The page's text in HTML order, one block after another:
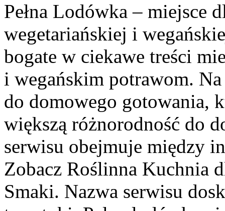
Pełna Lodówka – miejsce
wegetariańskiej i
bogate w ciekawe treści
i wegańskim potrawom.
do domowego gotowania,
większą różnorodność do
serwisu obejmuje między
Zobacz Roślinna Kuchnia
Smaki. Nazwa serwisu